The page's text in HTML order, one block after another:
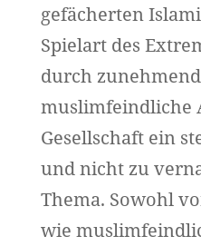
gefächerten
Spielart des
durch
muslimfeindliche
Gesellschaft ein
und nicht zu
Thema. Sowohl
wie